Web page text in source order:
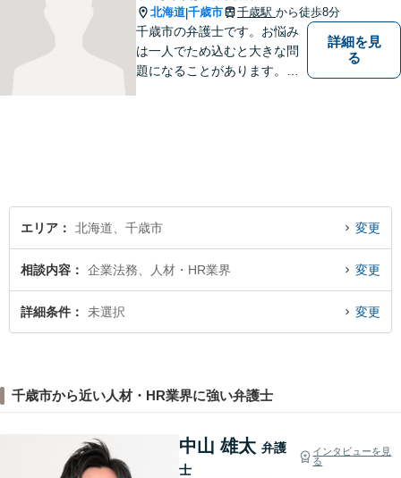
北海道|千歳市 千歳駅 から徒歩8分
千歳市の弁護士です。お悩み
は一人でため込むと大きな問
題になることがあります。ぜ
詳細を見
る
エリア 北海道、千歳市 変更
相談内容 企業法務、人材・HR業界 変更
詳細条件 未選択 変更
千歳市から近い人材・HR業界に強い弁護士
中山 雄太 弁護
士
インタビューを見
る